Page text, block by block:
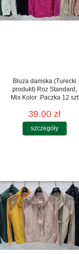
Bluza damska (Turecki
produkt) Roz Standard,
Mix Kolor .Paczka 12 szt
39.00 zł
szczegóły